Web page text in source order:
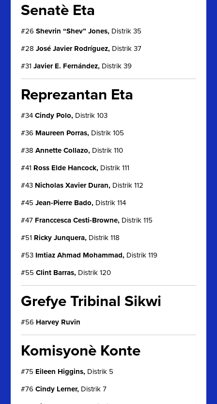
Senatè Eta
#26Shevrin “Shev” Jones, Distrik 35
#28José Javier Rodríguez, Distrik 37
#31Javier E. Fernández, Distrik 39
Reprezantan Eta
#34Cindy Polo, Distrik 103
#36 Maureen Porras, Distrik 105
#38Annette Collazo, Distrik 110
#41 Ross Elde Hancock, Distrik 111
#43 Nicholas Xavier Duran, Distrik 112
#45Jean-Pierre Bado, Distrik 114
#47 Franccesca Cesti-Browne, Distrik 115
#51 Ricky Junquera, Distrik 118
#53 Imtiaz Ahmad Mohammad, Distrik 119
#55Clint Barras, Distrik 120
Grefye Tribinal Sikwi
#56 Harvey Ruvin
Komisyonè Konte
#75 Eileen Higgins, Distrik 5
#76Cindy Lerner, Distrik 7